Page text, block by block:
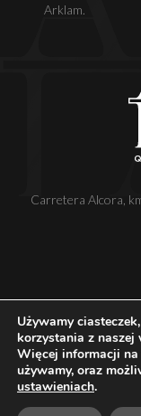
Carretera Alcora,
Arklam.
Copyright
Polityka plików
Używamy
korzystania z naszej
Więcej informacji
używamy, oraz
ustawieniach.